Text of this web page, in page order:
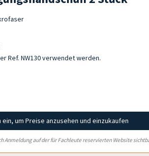
Ref. NW130 verwendet werden.
ein, um Preise anzusehen und einzukaufen
Anmeldung auf der für Fachleute reservierten Website